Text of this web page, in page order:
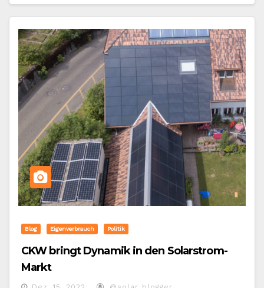
Blog Eigenverbrauch Politik
CKW bringt Dynamik in den Solarstrom-
Markt